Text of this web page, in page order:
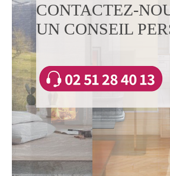
CONTACTEZ-
UN CONSEIL